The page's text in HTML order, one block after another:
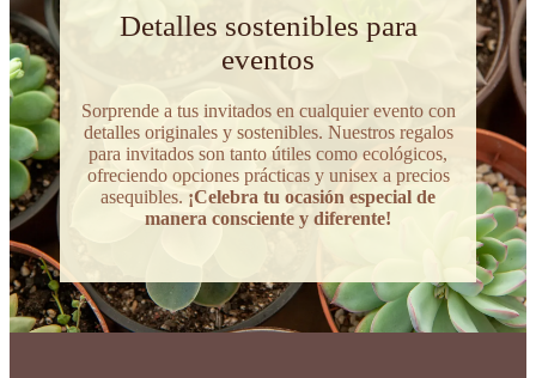
Detalles sostenibles para
eventos
Sorprende a tus invitados en cualquier evento con
detalles originales y sostenibles. Nuestros regalos
para invitados son tanto útiles como ecológicos,
ofreciendo opciones prácticas y unisex a precios
asequibles. ¡Celebra tu ocasión especial de
manera consciente y diferente!